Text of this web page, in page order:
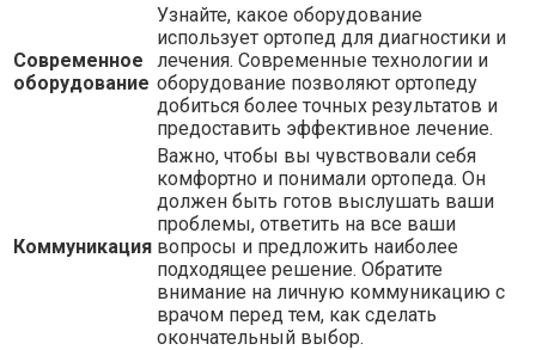
Современное
оборудование
Узнайте, какое оборудование
использует ортопед для диагностики и
лечения. Современные технологии и
оборудование позволяют ортопеду
добиться более точных результатов и
предоставить эффективное лечение.
Коммуникация
Важно, чтобы вы чувствовали себя
комфортно и понимали ортопеда. Он
должен быть готов выслушать ваши
проблемы, ответить на все ваши
вопросы и предложить наиболее
подходящее решение. Обратите
внимание на личную коммуникацию с
врачом перед тем, как сделать
окончательный выбор.